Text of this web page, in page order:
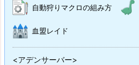
自動狩りマクロの組み方
血盟レイド
<アデンサーバー>